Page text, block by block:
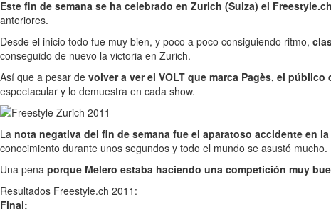
Este fin de semana se ha celebrado en Zurich (Suiza) el Freestyle.ch
anteriores.
Desde el inicio todo fue muy bien, y poco a poco consiguiendo ritmo,
conseguido de nuevo la victoria en Zurich.
Así que a pesar de volver a ver el VOLT que marca Pagès, el
espectacular y lo demuestra en cada show.
La nota negativa del fin de semana fue el aparatoso accidente en
conocimiento durante unos segundos y todo el mundo se asustó mucho.
Una pena porque Melero estaba haciendo una competición muy
Resultados Freestyle.ch 2011:
Final: